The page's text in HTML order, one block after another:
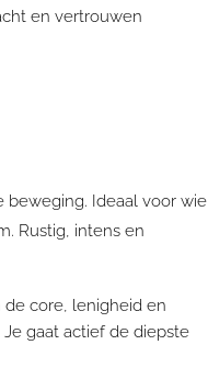
en vertrouwen
beweging. Ideaal voor wie
Rustig, intens en
de core, lenigheid en
gaat actief de diepste